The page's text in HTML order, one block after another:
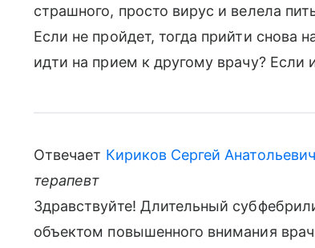
страшного, просто вирус и велела
Если не пройдет, тогда прийти снова
идти на прием к другому врачу? Если
Отвечает Кириков Сергей Анатольевич
терапевт
Здравствуйте! Длительный
объектом повышенного внимания